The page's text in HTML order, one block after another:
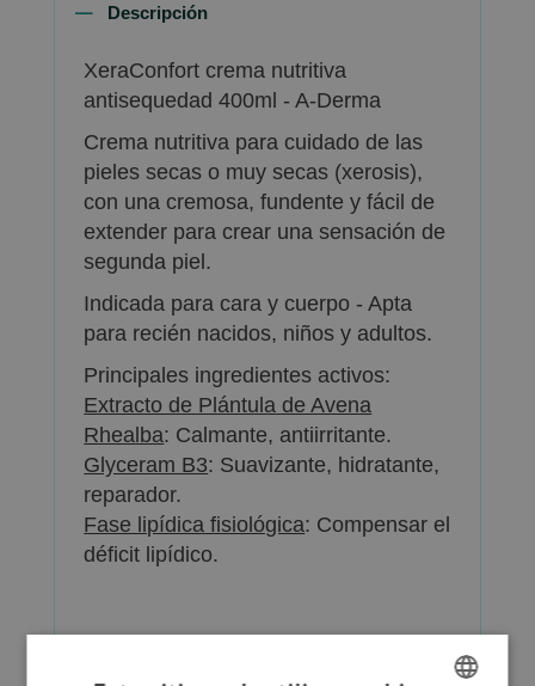
Descripción
XeraConfort crema nutritiva
antisequedad 400ml - A-Derma
Crema nutritiva para cuidado de las
pieles secas o muy secas (xerosis),
con una cremosa, fundente y fácil de
extender para crear una sensación de
segunda piel.
Indicada para cara y cuerpo - Apta
para recién nacidos, niños y adultos.
Principales ingredientes activos:
Extracto de Plántula de Avena
Rhealba: Calmante, antiirritante.
Glyceram B3: Suavizante, hidratante,
reparador.
Fase lipídica fisiológica: Compensar el
déficit lipídico.